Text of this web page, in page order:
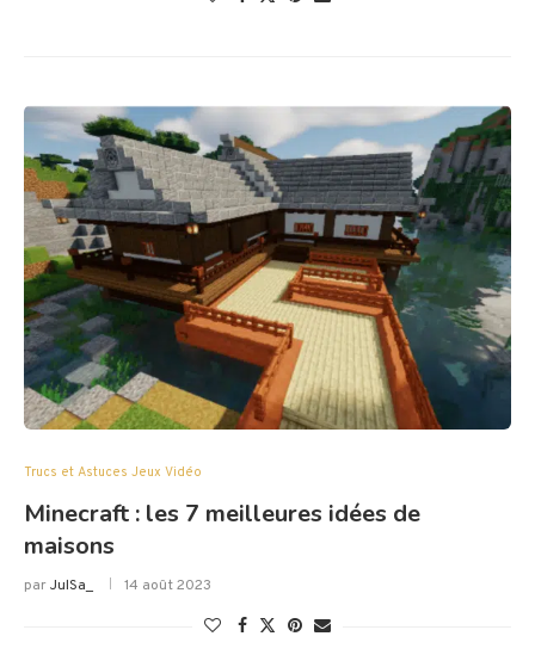
Trucs et Astuces Jeux Vidéo
Minecraft : les 7 meilleures idées de
maisons
parJulSa_ 14 août 2023